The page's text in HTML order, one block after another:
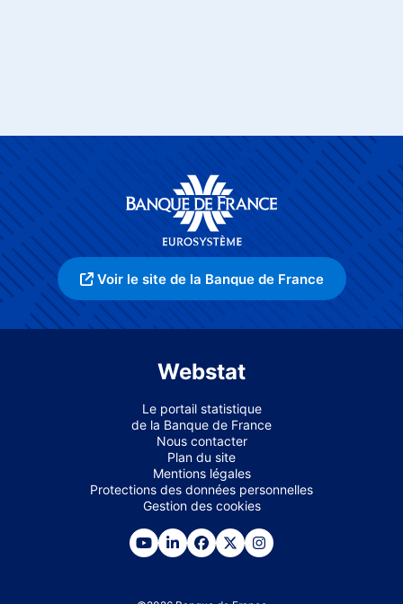
Voir le site de la Banque de France
Webstat
Le portail statistique
de la Banque de France
Nous contacter
Plan du site
Mentions légales
Protections des données personnelles
Gestion des cookies